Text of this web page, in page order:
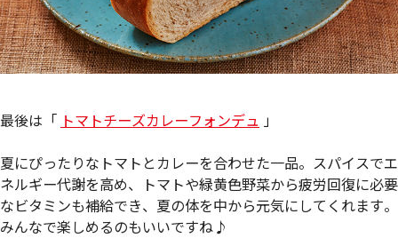
最後は「 トマトチーズカレーフォンデュ 」
夏にぴったりなトマトとカレーを合わせた一品。スパイスでエ
ネルギー代謝を高め、トマトや緑黄色野菜から疲労回復に必要
なビタミンも補給でき、夏の体を中から元気にしてくれます。
みんなで楽しめるのもいいですね♪